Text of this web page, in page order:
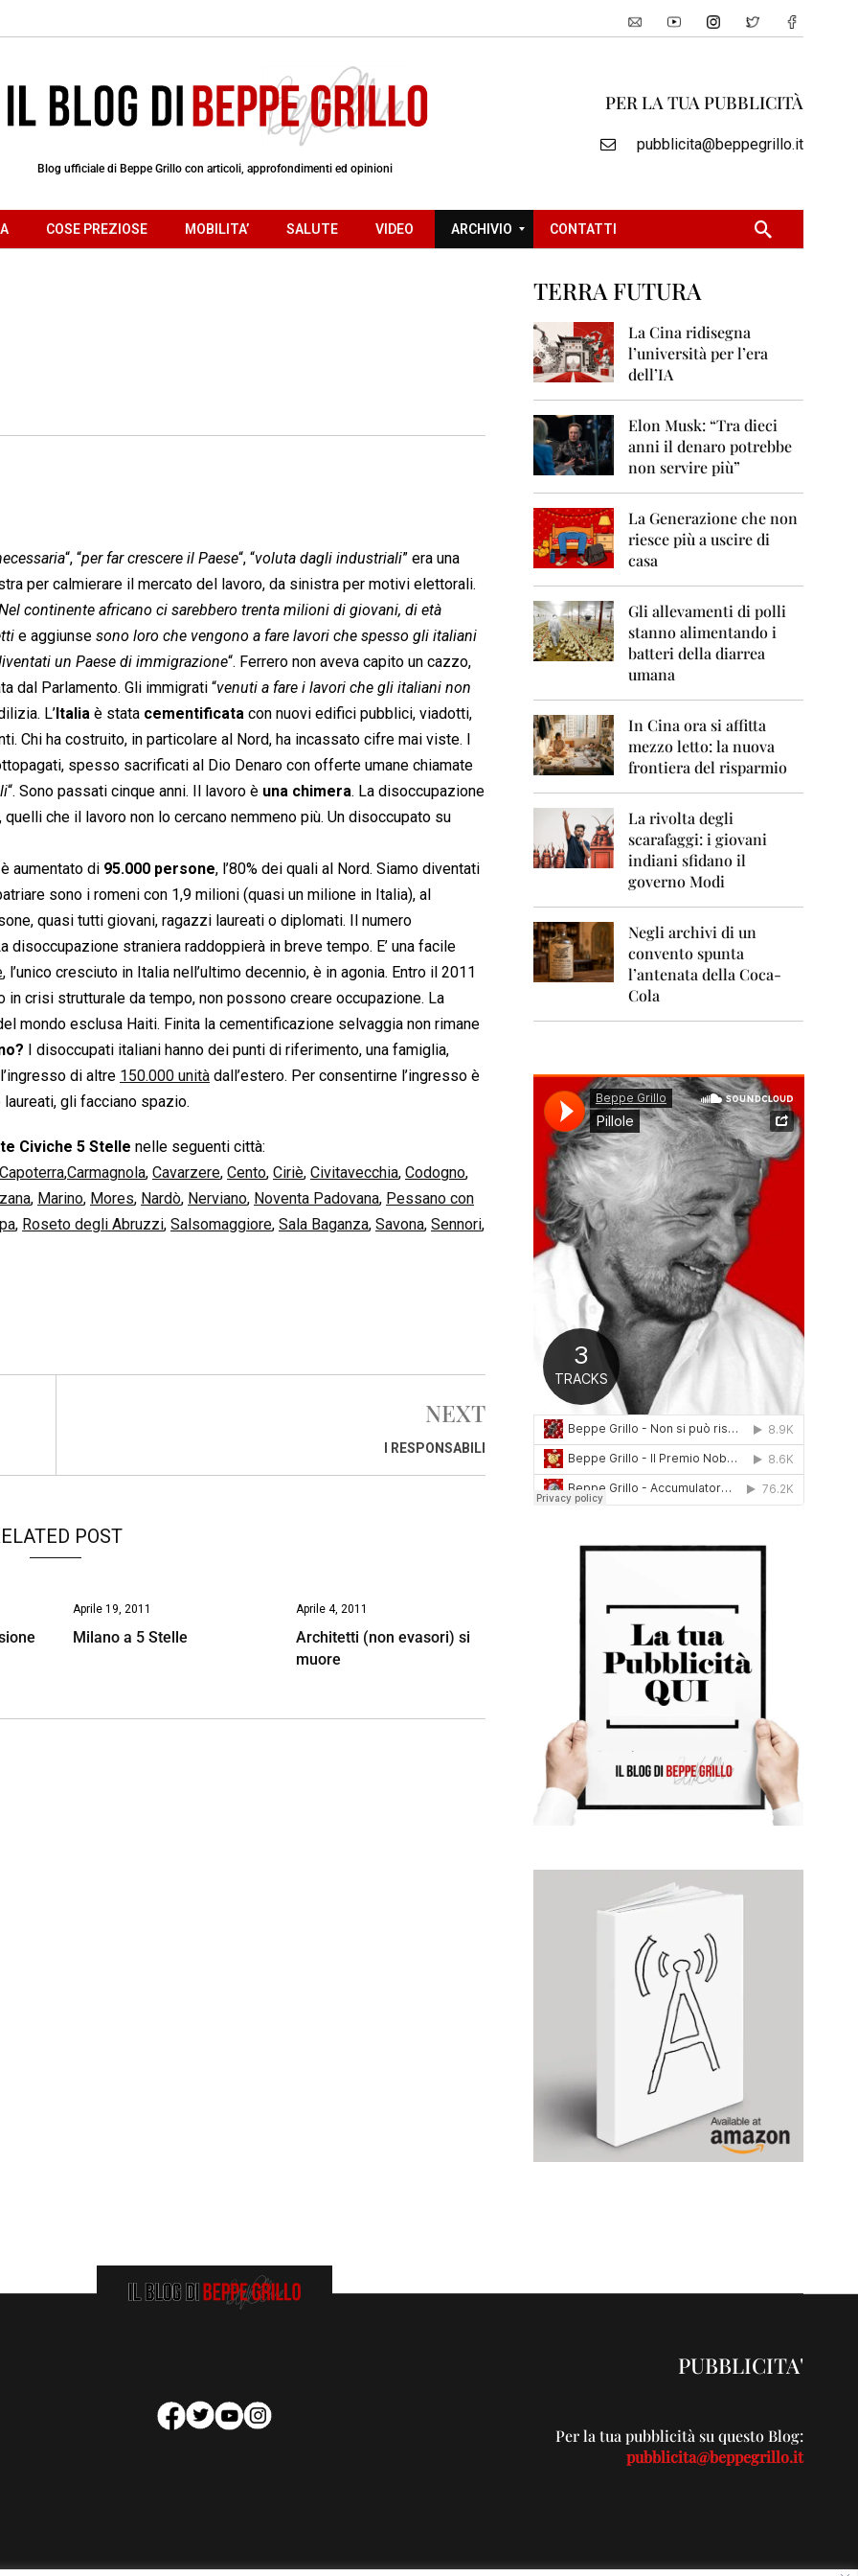
Blog ufficiale di Beppe Grillo con articoli, approfondimenti ed opinioni
PER LA TUA PUBBLICITÀ
pubblicita@beppegrillo.it
COSE PREZIOSE MOBILITA’ SALUTE VIDEO ARCHIVIO
0
2
0
9
0
1
1
0
1
2
2
1
3
2
1
CONTATTI
“, “per far crescere il Paese“, “voluta dagli industriali” era una
per calmierare il mercato del lavoro, da sinistra per motivi elettorali.
continente africano ci sarebbero trenta milioni di giovani, di età
 e aggiunse  sono loro che vengono a fare lavori che spesso gli italiani
un Paese di immigrazione“. Ferrero non aveva capito un cazzo,
dal Parlamento. Gli immigrati “venuti a fare i lavori che gli italiani non
L’Italia è stata cementificata con nuovi edifici pubblici, viadotti,
Chi ha costruito, in particolare al Nord, ha incassato cifre mai viste. I
spesso sacrificati al Dio Denaro con offerte umane chiamate
“. Sono passati cinque anni. Il lavoro è una chimera. La disoccupazione
quelli che il lavoro non lo cercano nemmeno più. Un disoccupato su
aumentato di 95.000 persone, l’80% dei quali al Nord. Siamo diventati
sono i romeni con 1,9 milioni (quasi un milione in Italia), al
quasi tutti giovani, ragazzi laureati o diplomati. Il numero
straniera raddoppierà in breve tempo. E’ una facile
, l’unico cresciuto in Italia nell’ultimo decennio, è in agonia. Entro il 2011
crisi strutturale da tempo, non possono creare occupazione. La
mondo esclusa Haiti. Finita la cementificazione selvaggia non rimane
I disoccupati italiani hanno dei punti di riferimento, una famiglia,
di altre 150.000 unità dall’estero. Per consentirne l’ingresso è
gli facciano spazio.
Civiche 5 Stelle nelle seguenti città:
Capoterra,Carmagnola, Cavarzere, Cento, Ciriè, Civitavecchia, Codogno,
, Marino, Mores, Nardò, Nerviano, Noventa Padovana, Pessano con
, Roseto degli Abruzzi, Salsomaggiore, Sala Baganza, Savona, Sennori,
NEXT
I RESPONSABILI
POST
Aprile 19, 2011
Milano a 5 Stelle
Aprile 4, 2011
Architetti (non evasori) si
muore
TERRA FUTURA
La Cina ridisegna
l’università per l’era
dell’IA
Elon Musk: “Tra dieci
anni il denaro potrebbe
non servire più”
La Generazione che non
riesce più a uscire di
casa
Gli allevamenti di polli
stanno alimentando i
batteri della diarrea
umana
In Cina ora si affitta
mezzo letto: la nuova
frontiera del risparmio
La rivolta degli
scarafaggi: i giovani
indiani sfidano il
governo Modi
Negli archivi di un
convento spunta
l’antenata della Coca-
Cola
PUBBLICITA'
Per la tua pubblicità su questo Blog:
pubblicita@beppegrillo.it